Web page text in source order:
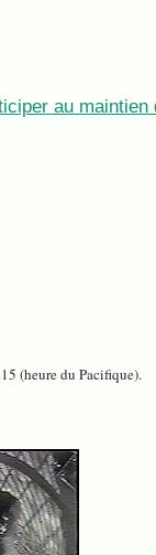
au
(heure du Pacifique).